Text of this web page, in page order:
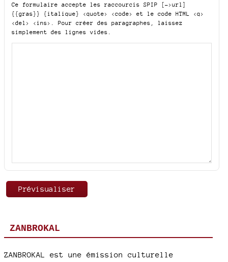
Ce formulaire accepte les raccourcis SPIP
[->url]
{{gras}} {italique} <quote> <code>
et le code HTML <q>
<del> <ins>
. Pour créer des paragraphes, laissez
simplement des lignes vides.
ZANBROKAL
ZANBROKAL est une émission culturelle